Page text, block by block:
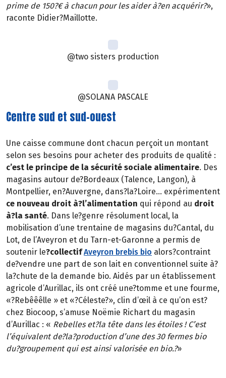
prime de 150?€ à chacun pour les aider à?en acquérir?»,
raconte Didier?Maillotte.
@two sisters production
@SOLANA PASCALE
Centre sud et sud-ouest
Une caisse commune dont chacun perçoit un montant
selon ses besoins pour acheter des produits de qualité :
c’est le principe de la sécurité sociale alimentaire. Des
magasins autour de?Bordeaux (Talence, Langon), à
Montpellier, en?Auvergne, dans?la?Loire… expérimentent
ce nouveau droit à?l’alimentation qui répond au droit
à?la santé. Dans le?genre résolument local, la
mobilisation d’une trentaine de magasins du?Cantal, du
Lot, de l’Aveyron et du Tarn-et-Garonne a permis de
soutenir le?collectifAveyron brebis bio alors?contraint
de?vendre une part de son lait en conventionnel suite à?
la?chute de la demande bio. Aidés par un établissement
agricole d’Aurillac, ils ont créé une?tomme et une fourme,
«?Rebêêêlle » et «?Céleste?», clin d’œil à ce qu’on est?
chez Biocoop, s’amuse Noëmie Richart du magasin
d’Aurillac : « Rebelles et?la tête dans les étoiles ! C’est
l’équivalent de?la?production d’une des 30 fermes bio
du?groupement qui est ainsi valorisée en bio.?»